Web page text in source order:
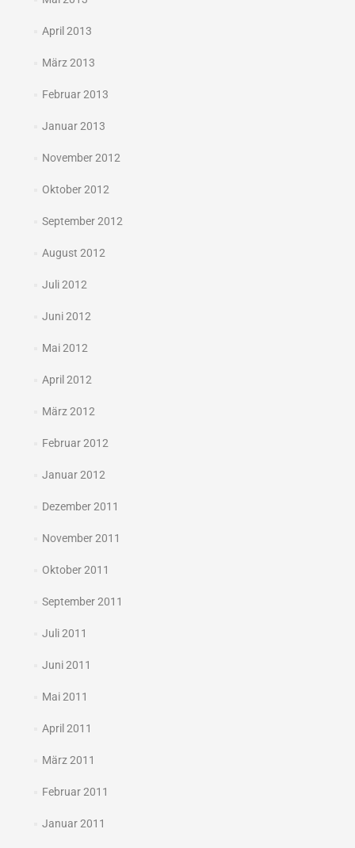
April 2013
März 2013
Februar 2013
Januar 2013
November 2012
Oktober 2012
September 2012
August 2012
Juli 2012
Juni 2012
Mai 2012
April 2012
März 2012
Februar 2012
Januar 2012
Dezember 2011
November 2011
Oktober 2011
September 2011
Juli 2011
Juni 2011
Mai 2011
April 2011
März 2011
Februar 2011
Januar 2011